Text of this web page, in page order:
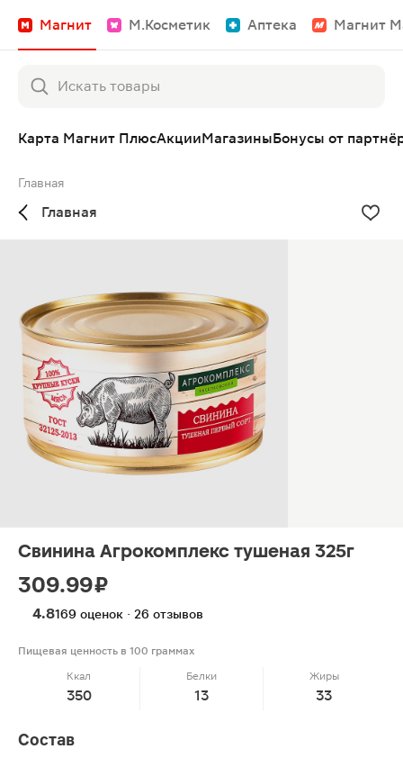
Магнит М.Косметик Аптека Магнит
Карта Магнит ПлюсАкцииМагазиныБонусы от
Главная
Главная
Свинина Агрокомплекс тушеная 325г
309.99 ₽
4.8169 оценок · 26 отзывов
Пищевая ценность в 100 граммах
Ккал
350
Белки
13
Жиры
33
Состав